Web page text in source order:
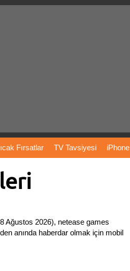
Fırsatlar TV Tavsiyesi iPhone
Araba
İnstagram Çöktü Mü
Ağustos 2026), netease games
anında haberdar olmak için mobil